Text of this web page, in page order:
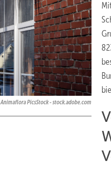
Animaflora PicsStock - stock.adobe.com